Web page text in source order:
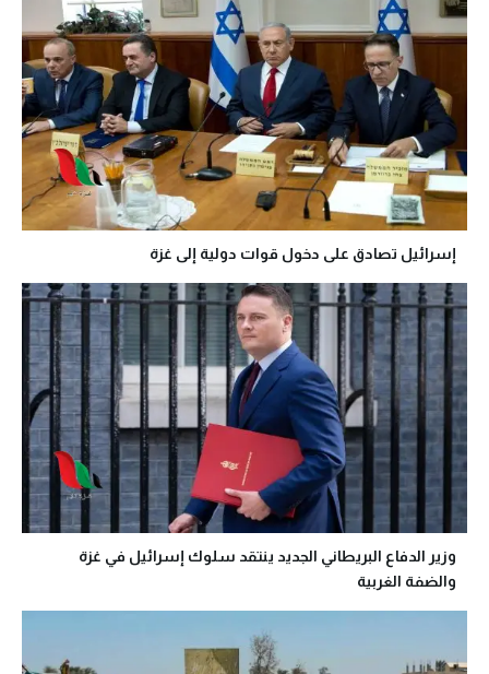
إسرائيل تصادق على دخول قوات دولية إلى غزة
وزير الدفاع البريطاني الجديد ينتقد سلوك إسرائيل في غزة
والضفة الغربية